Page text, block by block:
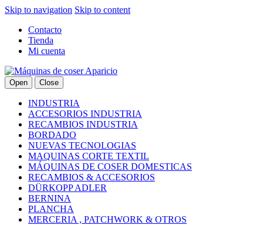
Skip to navigation Skip to content
Contacto
Tienda
Mi cuenta
Open Close
INDUSTRIA
ACCESORIOS INDUSTRIA
RECAMBIOS INDUSTRIA
BORDADO
NUEVAS TECNOLOGIAS
MAQUINAS CORTE TEXTIL
MÁQUINAS DE COSER DOMESTICAS
RECAMBIOS & ACCESORIOS
DÜRKOPP ADLER
BERNINA
PLANCHA
MERCERIA , PATCHWORK & OTROS